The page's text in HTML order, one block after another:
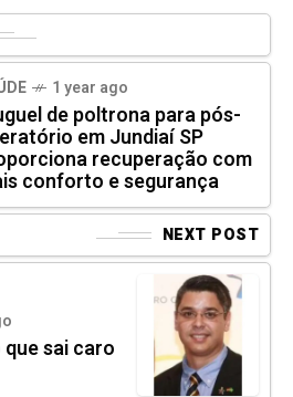
1 year ago
de poltrona para pós-
em Jundiaí SP
recuperação com
conforto e segurança
NEXT POST
sai caro